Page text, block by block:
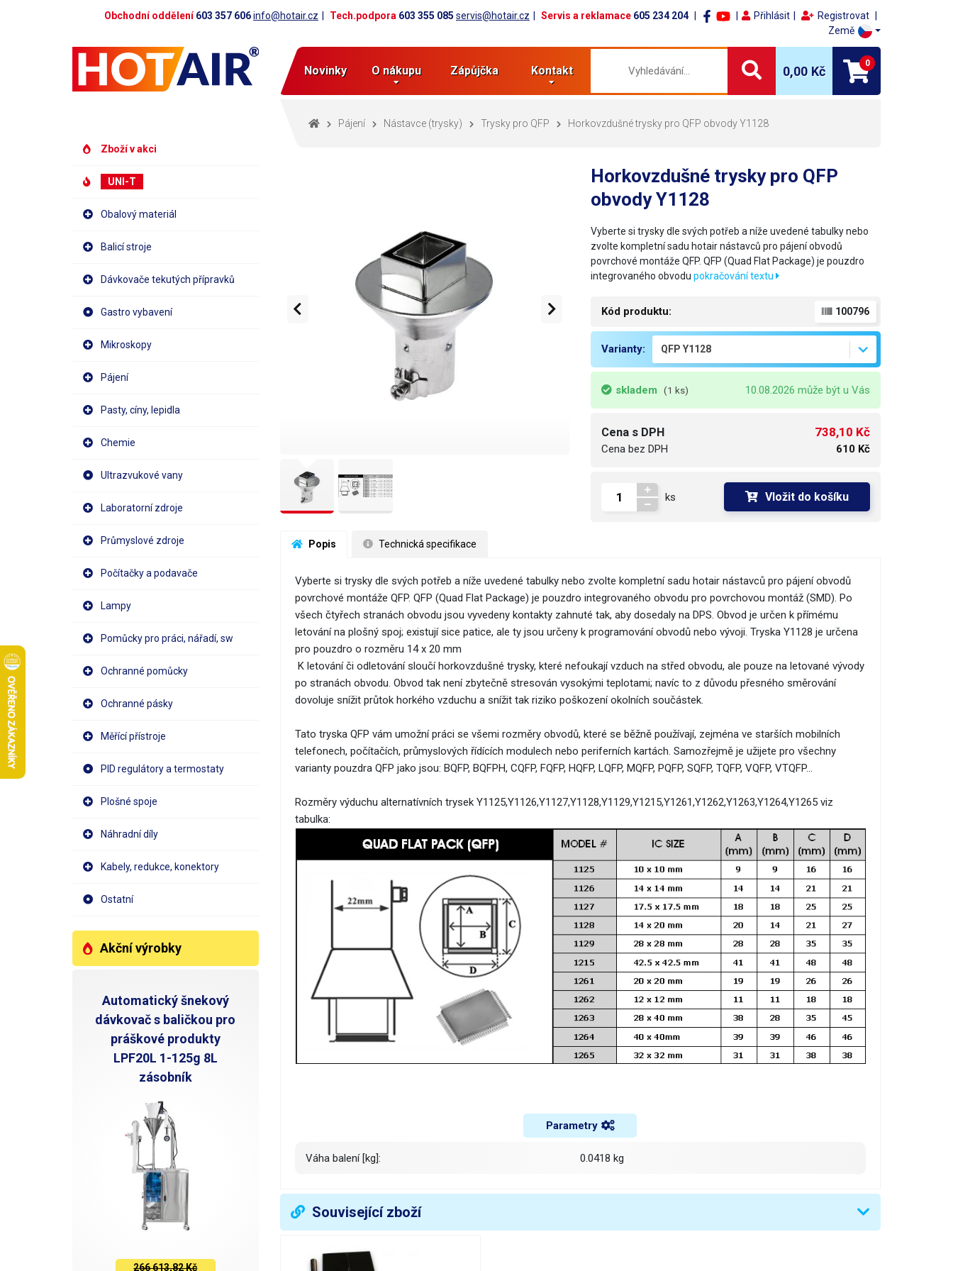
Obchodní oddělení603 357 606info@hotair.cz Tech.podpora 603 355 085 servis@hotair.cz Servis a reklamace 605 234 204 Přihlásit
Registrovat
Země
Novinky O nákupu Zápůjčka Kontakt 0,00 Kč
0
Zboží v akci
UNI-T
Obalový materiál
Balicí stroje
Dávkovače tekutých přípravků
Gastro vybavení
Mikroskopy
Pájení
Pasty, cíny, lepidla
Chemie
Ultrazvukové vany
Laboratorní zdroje
Průmyslové zdroje
Počítačky a podavače
Lampy
Pomůcky pro práci, nářadí, sw
Ochranné pomůcky
Ochranné pásky
Měřící přístroje
PID regulátory a termostaty
Plošné spoje
Náhradní díly
Kabely, redukce, konektory
Ostatní
Akční výrobky
Automatický šnekový
dávkovač s baličkou pro
práškové produkty
LPF20L 1-125g 8L
zásobník
266 613,82 Kč
Pájení Nástavce (trysky) Trysky pro QFP Horkovzdušné trysky pro QFP obvody Y1128
Horkovzdušné trysky pro QFP
obvody Y1128
Vyberte si trysky dle svých potřeb a níže uvedené tabulky nebo
zvolte kompletní sadu hotair nástavců pro pájení obvodů
povrchové montáže QFP. QFP (Quad Flat Package) je pouzdro
integrovaného obvodupokračování textu
Kód produktu: 100796
Varianty:
skladem (1 ks) 10.08.2026 může být u Vás
Cena s DPH
Cena bez DPH
738,10 Kč
610 Kč
ks Vložit do košíku
Popis Technická specifikace
Vyberte si trysky dle svých potřeb a níže uvedené tabulky nebo zvolte kompletní sadu hotair nástavců pro pájení obvodů
povrchové montáže QFP. QFP (Quad Flat Package) je pouzdro integrovaného obvodu pro povrchovou montáž (SMD). Po
všech čtyřech stranách obvodu jsou vyvedeny kontakty zahnuté tak, aby dosedaly na DPS. Obvod je určen k přímému
letování na plošný spoj; existují sice patice, ale ty jsou určeny k programování obvodů nebo vývoji. Tryska Y1128 je určena
pro pouzdro o rozměru 14 x 20 mm
K letování či odletování sloučí horkovzdušné trysky, které nefoukají vzduch na střed obvodu, ale pouze na letované vývody
po stranách obvodu. Obvod tak není zbytečně stresován vysokými teplotami; navíc to z důvodu přesného směrování
dovoluje snížit průtok horkého vzduchu a snížit tak riziko poškození okolních součástek.
Tato tryska QFP vám umožní práci se všemi rozměry obvodů, které se běžně používají, zejména ve starších mobilních
telefonech, počítačích, průmyslových řídících modulech nebo periferních kartách. Samozřejmě je užijete pro všechny
varianty pouzdra QFP jako jsou: BQFP, BQFPH, CQFP, FQFP, HQFP, LQFP, MQFP, PQFP, SQFP, TQFP, VQFP, VTQFP...
Rozměry výduchu alternatívních trysek Y1125,Y1126,Y1127,Y1128,Y1129,Y1215,Y1261,Y1262,Y1263,Y1264,Y1265 viz
tabulka:
Parametry
Váha balení [kg]: 0.0418 kg
Související zboží